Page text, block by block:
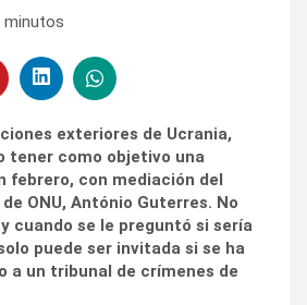
minutos
exteriores de Ucrania,
tener como objetivo una
febrero, con mediación del
ONU, António Guterres. No
cuando se le preguntó si sería
puede ser invitada si se ha
a un tribunal de crímenes de